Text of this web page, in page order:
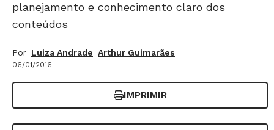
planejamento e conhecimento claro dos
conteúdos
Por Luiza Andrade Arthur Guimarães
06/01/2016
IMPRIMIR